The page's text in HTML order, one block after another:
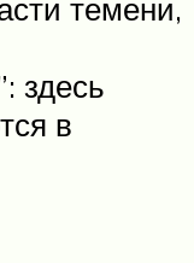
темени,
здесь
в